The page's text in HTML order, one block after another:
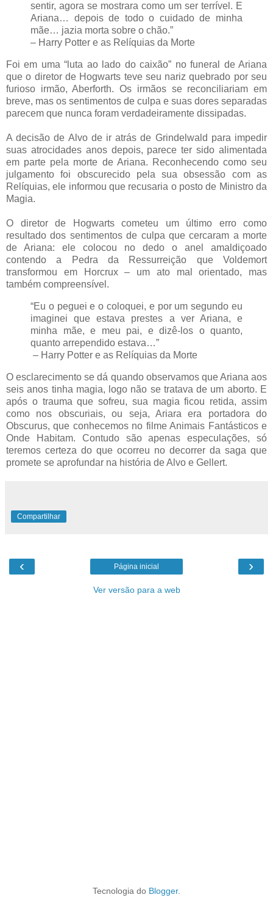
sentir, agora se mostrara como um ser terrível. E
Ariana… depois de todo o cuidado de minha
mãe… jazia morta sobre o chão.”
– Harry Potter e as Relíquias da Morte
Foi em uma “luta ao lado do caixão” no funeral de Ariana
que o diretor de Hogwarts teve seu nariz quebrado por seu
furioso irmão, Aberforth. Os irmãos se reconciliariam em
breve, mas os sentimentos de culpa e suas dores separadas
parecem que nunca foram verdadeiramente dissipadas.
A decisão de Alvo de ir atrás de Grindelwald para impedir
suas atrocidades anos depois, parece ter sido alimentada
em parte pela morte de Ariana. Reconhecendo como seu
julgamento foi obscurecido pela sua obsessão com as
Relíquias, ele informou que recusaria o posto de Ministro da
Magia.
O diretor de Hogwarts cometeu um último erro como
resultado dos sentimentos de culpa que cercaram a morte
de Ariana: ele colocou no dedo o anel amaldiçoado
contendo a Pedra da Ressurreição que Voldemort
transformou em Horcrux – um ato mal orientado, mas
também compreensível.
“Eu o peguei e o coloquei, e por um segundo eu
imaginei que estava prestes a ver Ariana, e
minha mãe, e meu pai, e dizê-los o quanto,
quanto arrependido estava…”
– Harry Potter e as Relíquias da Morte
O esclarecimento se dá quando observamos que Ariana aos
seis anos tinha magia, logo não se tratava de um aborto. E
após o trauma que sofreu, sua magia ficou retida, assim
como nos obscuriais, ou seja, Ariara era portadora do
Obscurus, que conhecemos no filme Animais Fantásticos e
Onde Habitam. Contudo são apenas especulações, só
teremos certeza do que ocorreu no decorrer da saga que
promete se aprofundar na história de Alvo e Gellert.
Compartilhar
‹ ›
Página inicial
Ver versão para a web
Tecnologia do Blogger.